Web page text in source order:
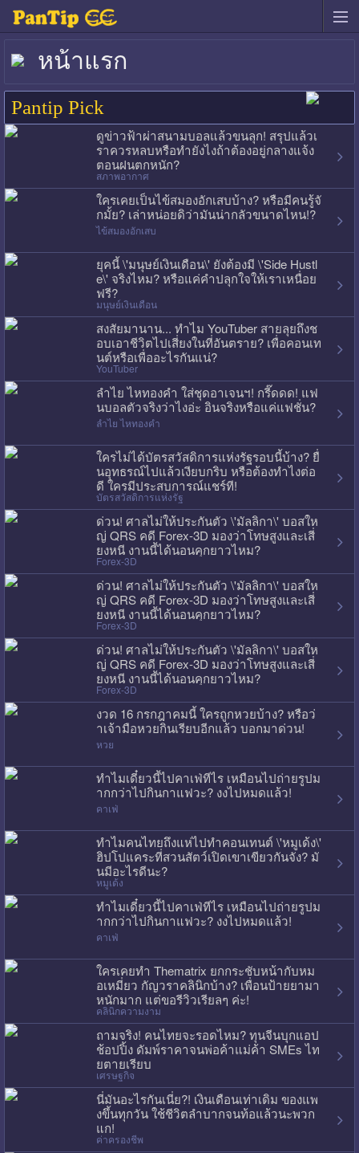
หน้าแรก
Pantip Pick
ดูข่าวฟ้าผ่าสนามบอลแล้วขนลุก! สรุปแล้วเ
ราควรหลบหรือทำยังไงถ้าต้องอยู่กลางแจ้ง
ตอนฝนตกหนัก?
สภาพอากาศ
ใครเคยเป็นไข้สมองอักเสบบ้าง? หรือมีคนรู้จั
กมั้ย? เล่าหน่อยดิว่ามันน่ากลัวขนาดไหน!?
ไข้สมองอักเสบ
ยุคนี้ \'มนุษย์เงินเดือน\' ยังต้องมี \'Side Hustl
e\' จริงไหม? หรือแค่คำปลุกใจให้เราเหนื่อย
ฟรี?
มนุษย์เงินเดือน
สงสัยมานาน... ทำไม YouTuber สายลุยถึงช
อบเอาชีวิตไปเสี่ยงในที่อันตราย? เพื่อคอนเท
นต์หรือเพื่ออะไรกันแน่?
YouTuber
ลำไย ไหทองคำ ใส่ชุดอาเจนฯ! กรี๊ดดด! แฟ
นบอลตัวจริงว่าไงอ่ะ อินจริงหรือแค่แฟชั่น?
ลำไย ไหทองคำ
ใครไม่ได้บัตรสวัสดิการแห่งรัฐรอบนี้บ้าง? ยื่
นอุทธรณ์ไปแล้วเงียบกริบ หรือต้องทำไงต่อ
ดี ใครมีประสบการณ์แชร์ที!
บัตรสวัสดิการแห่งรัฐ
ด่วน! ศาลไม่ให้ประกันตัว \'มัลลิกา\' บอสให
ญ่ QRS คดี Forex-3D มองว่าโทษสูงและเสี่
ยงหนี งานนี้ได้นอนคุกยาวไหม?
Forex-3D
ด่วน! ศาลไม่ให้ประกันตัว \'มัลลิกา\' บอสให
ญ่ QRS คดี Forex-3D มองว่าโทษสูงและเสี่
ยงหนี งานนี้ได้นอนคุกยาวไหม?
Forex-3D
ด่วน! ศาลไม่ให้ประกันตัว \'มัลลิกา\' บอสให
ญ่ QRS คดี Forex-3D มองว่าโทษสูงและเสี่
ยงหนี งานนี้ได้นอนคุกยาวไหม?
Forex-3D
งวด 16 กรกฎาคมนี้ ใครถูกหวยบ้าง? หรือว่
าเจ้ามือหวยกินเรียบอีกแล้ว บอกมาด่วน!
หวย
ทำไมเดี๋ยวนี้ไปคาเฟ่ทีไร เหมือนไปถ่ายรูปม
ากกว่าไปกินกาแฟวะ? งงไปหมดแล้ว!
คาเฟ่
ทำไมคนไทยถึงแห่ไปทำคอนเทนต์ \'หมูเด้ง\'
ฮิปโปแคระที่สวนสัตว์เปิดเขาเขียวกันจัง? มั
นมีอะไรดีนะ?
หมูเด้ง
ทำไมเดี๋ยวนี้ไปคาเฟ่ทีไร เหมือนไปถ่ายรูปม
ากกว่าไปกินกาแฟวะ? งงไปหมดแล้ว!
คาเฟ่
ใครเคยทำ Thematrix ยกกระชับหน้ากับหม
อเหมี่ยว กัญวราคลินิกบ้าง? เพื่อนป้ายยามา
หนักมาก แต่ขอรีวิวเรียลๆ ค่ะ!
คลินิกความงาม
ถามจริง! คนไทยจะรอดไหม? ทุนจีนบุกแอป
ช้อปปิ้ง ดัมพ์ราคาจนพ่อค้าแม่ค้า SMEs ไท
ยตายเรียบ
เศรษฐกิจ
นี่มันอะไรกันเนี่ย?! เงินเดือนเท่าเดิม ของแพ
งขึ้นทุกวัน ใช้ชีวิตลำบากจนท้อแล้วนะพวก
แก!
ค่าครองชีพ